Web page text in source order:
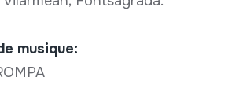
musique: